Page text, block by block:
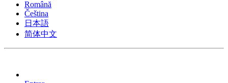
Română
Čeština
日本語
简体中文